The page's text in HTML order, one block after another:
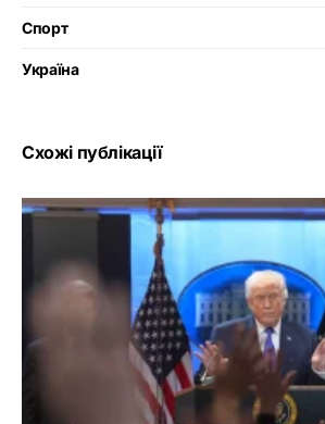
Спорт
Україна
Схожі публікації